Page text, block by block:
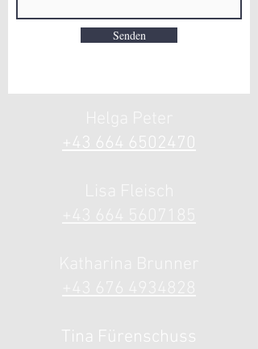
Senden
+43 664 6502470
Tina Fürenschuss